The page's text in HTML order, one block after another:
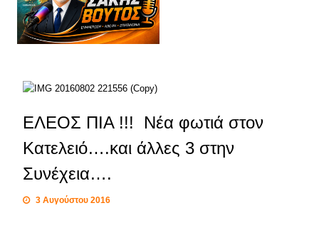
ΕΛΕΟΣ ΠΙΑ !!! Νέα φωτιά στον
Κατελειό….και άλλες 3 στην
Συνέχεια….
3 Αυγούστου 2016